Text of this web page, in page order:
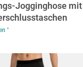
Jogginghose mit
"